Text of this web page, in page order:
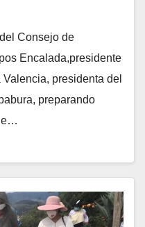
Consejo de
Encalada,presidente
presidenta del
preparando